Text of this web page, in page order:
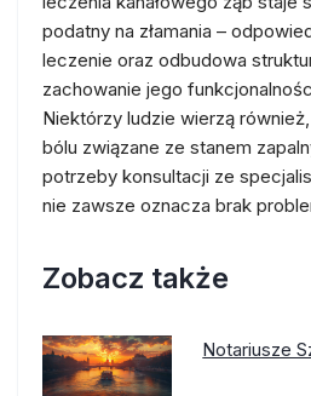
podatny na złamania –
leczenie oraz odbudowa
zachowanie jego
Niektórzy ludzie wierzą
bólu związane ze stanem
potrzeby konsultacji ze
nie zawsze oznacza brak
Zobacz także
Notariusze